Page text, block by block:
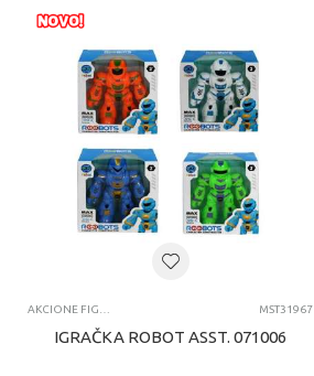
AKCIONE FIGURE I SETOVI MST31967
IGRAČKA ROBOT ASST. 071006